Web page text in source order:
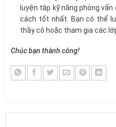
luyện tập kỹ năng phỏng
cách tốt nhất. Bạn có thể
thầy cô hoặc tham gia các
Chúc bạn thành công!